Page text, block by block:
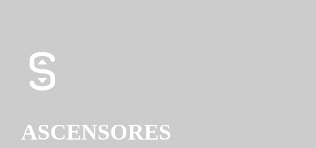
ASCENSORES